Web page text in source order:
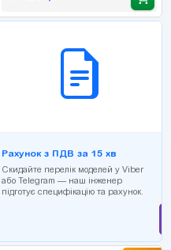
Рахунок з ПДВ за 15 хв
Скидайте перелік моделей у Viber
або Telegram — наш інженер
підготує специфікацію та рахунок.